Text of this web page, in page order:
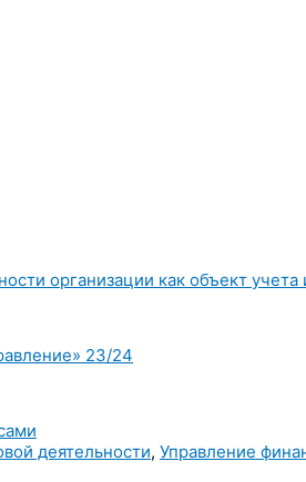
организации как объект
23/24
деятельности, Управление